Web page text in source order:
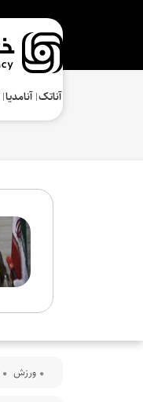
آناتک آنامدیا
ورزش